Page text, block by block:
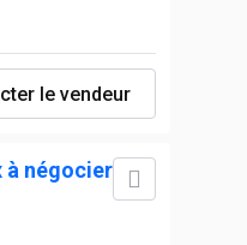
le vendeur
à négocier